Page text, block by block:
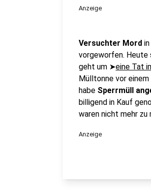
Anzeige
Versuchter Mord
vorgeworfen. Heute
geht um ➤eine Tat
Mülltonne vor einem
habe Sperrmüll
billigend in Kauf
waren nicht mehr zu
Anzeige